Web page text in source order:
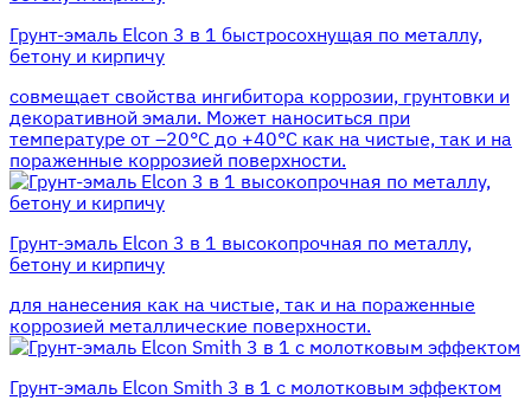
Грунт-эмаль Elcon 3 в 1 быстросохнущая по металлу,
бетону и кирпичу
совмещает свойства ингибитора коррозии, грунтовки и
декоративной эмали. Может наноситься при
температуре от –20°С до +40°С как на чистые, так и на
пораженные коррозией поверхности.
Грунт-эмаль Elcon 3 в 1 высокопрочная по металлу,
бетону и кирпичу
для нанесения как на чистые, так и на пораженные
коррозией металлические поверхности.
Грунт-эмаль Elcon Smith 3 в 1 с молотковым эффектом